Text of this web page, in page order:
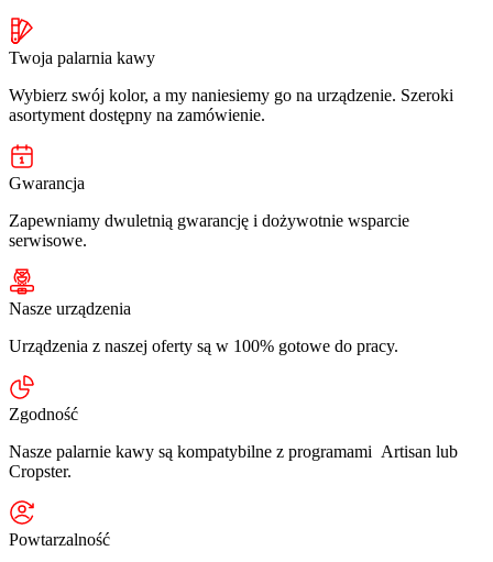
Twoja palarnia kawy
Wybierz swój kolor, a my naniesiemy go na urządzenie. Szeroki
asortyment dostępny na zamówienie.
Gwarancja
Zapewniamy dwuletnią gwarancję i dożywotnie wsparcie
serwisowe.
Nasze urządzenia
Urządzenia z naszej oferty są w 100% gotowe do pracy.
Zgodność
Nasze palarnie kawy są kompatybilne z programami Artisan lub
Cropster.
Powtarzalność